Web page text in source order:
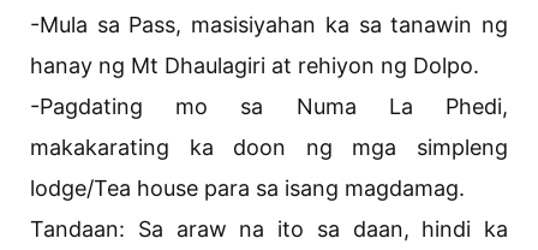
-Mula sa Pass, masisiyahan ka sa tanawin ng
hanay ng Mt Dhaulagiri at rehiyon ng Dolpo.
-Pagdating mo sa Numa La Phedi,
makakarating ka doon ng mga simpleng
lodge/Tea house para sa isang magdamag.
Tandaan: Sa araw na ito sa daan, hindi ka